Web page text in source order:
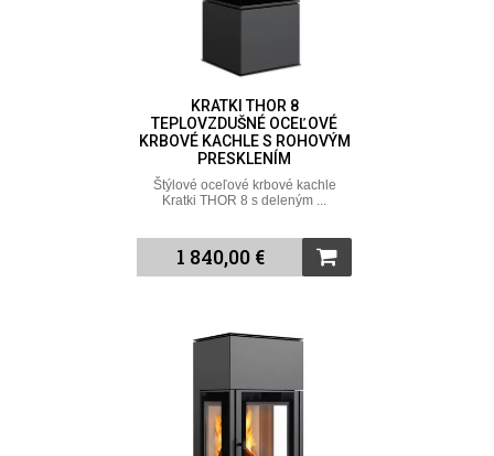
KRATKI THOR 8
TEPLOVZDUŠNÉ OCEĽOVÉ
KRBOVÉ KACHLE S ROHOVÝM
PRESKLENÍM
Štýlové oceľové krbové kachle
Kratki THOR 8 s deleným ...
1 840,00 €